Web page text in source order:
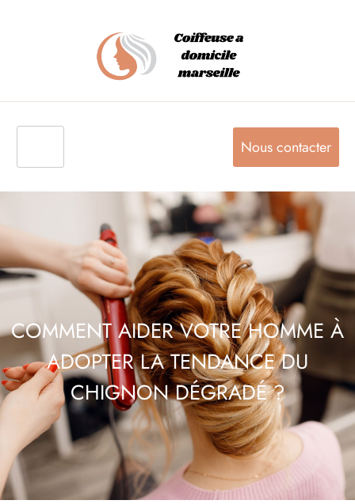
Nous contacter
COMMENT AIDER VOTRE HOMME À
ADOPTER LA TENDANCE DU
CHIGNON DÉGRADÉ ?